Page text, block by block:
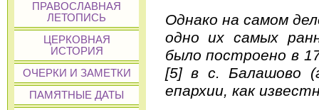
ПРАВОСЛАВНАЯ
ЛЕТОПИСЬ
ЦЕРКОВНАЯ
ИСТОРИЯ
ОЧЕРКИ И ЗАМЕТКИ
ПАМЯТНЫЕ ДАТЫ
Однако на самом
одно их самых
было построено в
[5] в с. Балашово
епархии, как